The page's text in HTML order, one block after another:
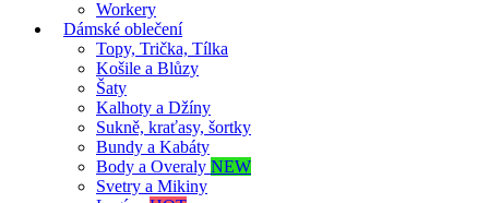
Workery
Dámské oblečení
Topy, Trička, Tílka
Košile a Blůzy
Šaty
Kalhoty a Džíny
Sukně, kraťasy, šortky
Bundy a Kabáty
Body a Overaly NEW
Svetry a Mikiny